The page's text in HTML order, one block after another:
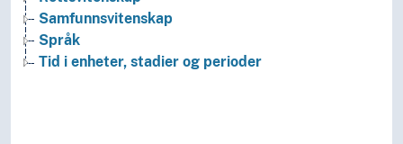
Samfunnsvitenskap
Språk
Tid i enheter, stadier og perioder